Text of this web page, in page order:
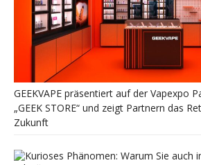
GEEKVAPE präsentiert auf der Vapexpo
„GEEK STORE“ und zeigt Partnern das
Zukunft